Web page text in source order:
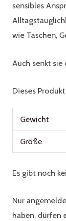
sensibles
wie Taschen,
Auch senkt sie
Dieses
Gewicht
Größe
Es gibt noch
Nur
haben, dürfen